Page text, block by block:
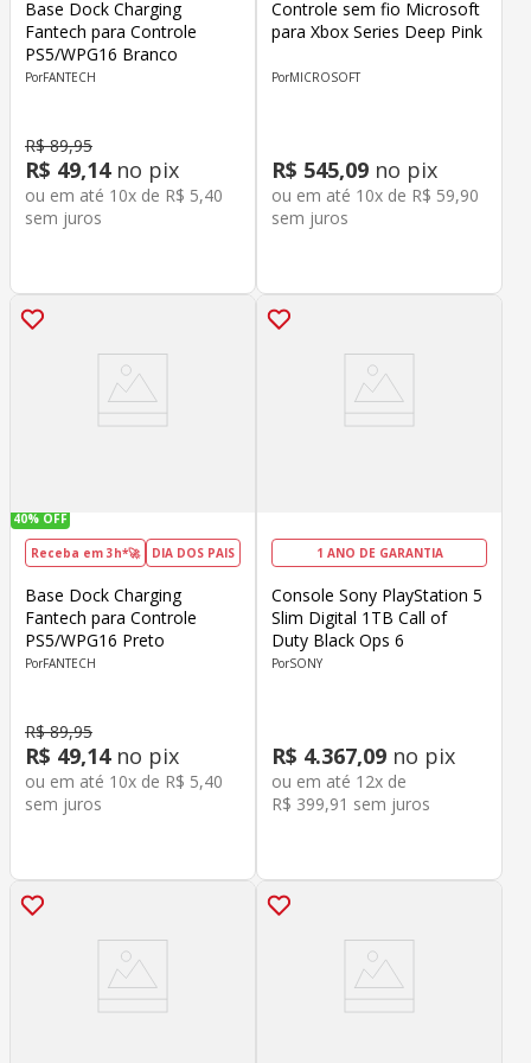
Base Dock Charging
Fantech para Controle
PS5/WPG16 Branco
FANTECH
R$ 89,95
R$ 49,14no pix
ou em até 10x de R$ 5,40
sem juros
Controle sem fio Microsoft
para Xbox Series Deep Pink
MICROSOFT
R$ 545,09 no pix
ou em até 10x de R$ 59,90
sem juros
40% OFF
Receba em 3h*🚀 DIA DOS PAIS
Base Dock Charging
Fantech para Controle
PS5/WPG16 Preto
FANTECH
R$ 89,95
R$ 49,14no pix
ou em até 10x de R$ 5,40
sem juros
1 ANO DE GARANTIA
Console Sony PlayStation 5
Slim Digital 1TB Call of
Duty Black Ops 6
SONY
R$ 4.367,09 no pix
ou em até 12x de
R$ 399,91 sem juros